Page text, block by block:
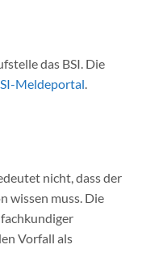
das BSI. Die
Meldeportal.
nicht, dass der
wissen muss. Die
Vorfall als